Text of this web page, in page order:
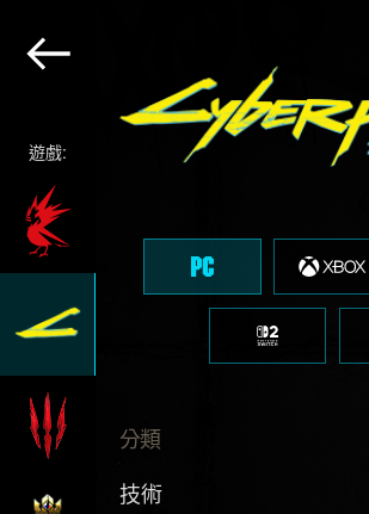
遊戲:
分類
技術